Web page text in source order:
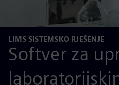
LIMS SISTEMSKO RJEŠENJE
Softver za